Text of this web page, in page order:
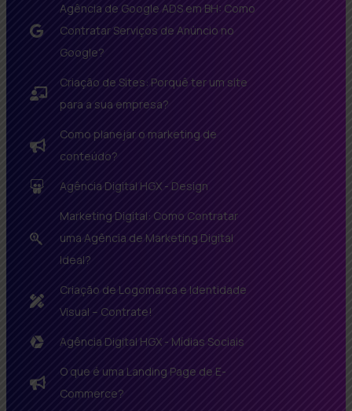
Agência de Google ADS em BH: Como
Contratar Serviços de Anúncio no
Google?
Criação de Sites: Porquê ter um site
para a sua empresa?
Como planejar o marketing de
conteúdo?
Agência Digital HGX - Design
Marketing Digital: Como Contratar
uma Agência de Marketing Digital
Ideal?
Criação de Logomarca e Identidade
Visual – Contrate!
Agência Digital HGX - Mídias Sociais
O que é uma Landing Page de E-
Commerce?